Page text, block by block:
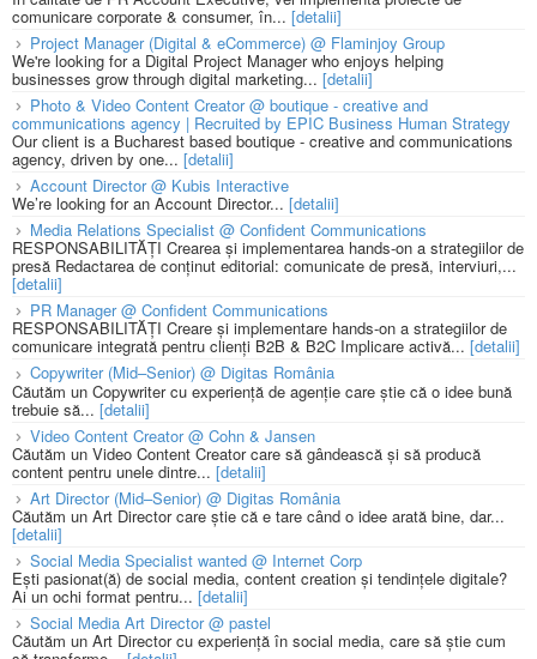
comunicare corporate & consumer, în... [detalii]
Project Manager (Digital & eCommerce) @ Flaminjoy Group
We're looking for a Digital Project Manager who enjoys helping
businesses grow through digital marketing... [detalii]
Photo & Video Content Creator @ boutique - creative and
communications agency | Recruited by EPIC Business Human Strategy
Our client is a Bucharest based boutique - creative and communications
agency, driven by one... [detalii]
Account Director @ Kubis Interactive
We’re looking for an Account Director... [detalii]
Media Relations Specialist @ Confident Communications
RESPONSABILITĂȚI Crearea și implementarea hands-on a strategiilor de
presă Redactarea de conținut editorial: comunicate de presă, interviuri,...
[detalii]
PR Manager @ Confident Communications
RESPONSABILITĂȚI Creare și implementare hands-on a strategiilor de
comunicare integrată pentru clienți B2B & B2C Implicare activă... [detalii]
Copywriter (Mid–Senior) @ Digitas România
Căutăm un Copywriter cu experiență de agenție care știe că o idee bună
trebuie să... [detalii]
Video Content Creator @ Cohn & Jansen
Căutăm un Video Content Creator care să gândească și să producă
content pentru unele dintre... [detalii]
Art Director (Mid–Senior) @ Digitas România
Căutăm un Art Director care știe că e tare când o idee arată bine, dar...
[detalii]
Social Media Specialist wanted @ Internet Corp
Ești pasionat(ă) de social media, content creation și tendințele digitale?
Ai un ochi format pentru... [detalii]
Social Media Art Director @ pastel
Căutăm un Art Director cu experiență în social media, care să știe cum